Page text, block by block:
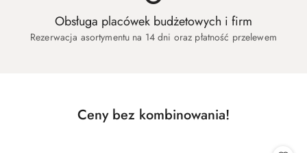
Obsługa placówek budżetowych i firm
Rezerwacja asortymentu na 14 dni oraz płatność przelewem
Pomiń karuzelę produktów
Produkty
Ceny bez kombinowania!